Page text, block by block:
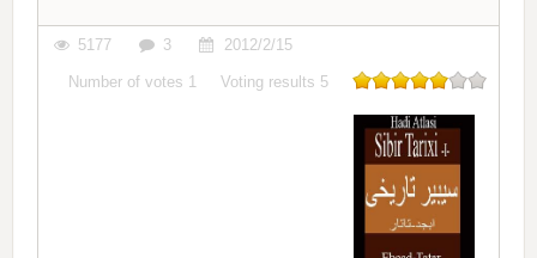
5177 3 2012/2/15
Number of votes 1 Voting results 5